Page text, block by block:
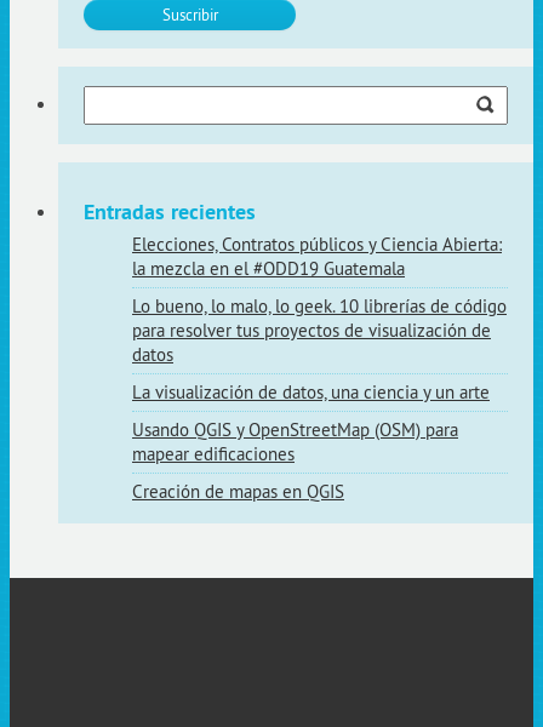
Entradas recientes
Elecciones, Contratos públicos y Ciencia Abierta:
la mezcla en el #ODD19 Guatemala
Lo bueno, lo malo, lo geek. 10 librerías de código
para resolver tus proyectos de visualización de
datos
La visualización de datos, una ciencia y un arte
Usando QGIS y OpenStreetMap (OSM) para
mapear edificaciones
Creación de mapas en QGIS